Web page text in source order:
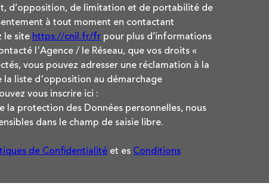
d’opposition, de limitation et de portabilité de
à tout moment en contactant
le site https://cnil.fr/fr pour plus d’informations
l'Agence / le Réseau, que vos droits «
vous pouvez adresser une réclamation à la
la liste d'opposition au démarchage
vous inscrire ici :
la protection des Données personnelles, nous
dans le champ de saisie libre.
de Confidentialité et es Conditions